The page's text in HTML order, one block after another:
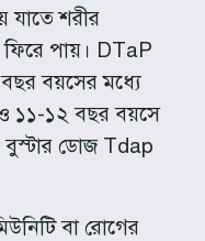
যাতে শরীর
পায়। DTaP
বয়সের মধ্যে
১১-১২ বছর বয়সে
বুস্টার ডোজ Tdap
বা রোগের